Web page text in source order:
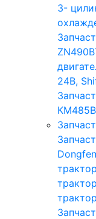
3-
24B,